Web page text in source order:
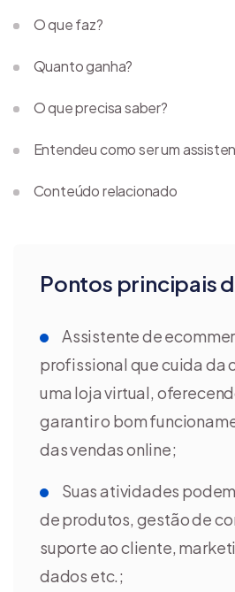
Pontos principais
Assistente de
profissional que cuida da
uma loja virtual,
garantir o bom
das vendas online;
Suas atividades
de produtos, gestão de
suporte ao cliente,
dados etc.;
O que faz?
Quanto ganha?
O que precisa saber?
Entendeu como ser um
Conteúdo relacionado